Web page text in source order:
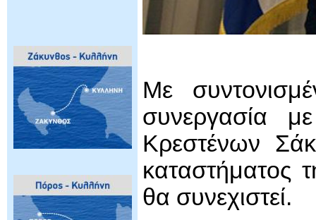
Με
συνεργασία
Κρεστένων
καταστήματος
θα συνεχιστεί.